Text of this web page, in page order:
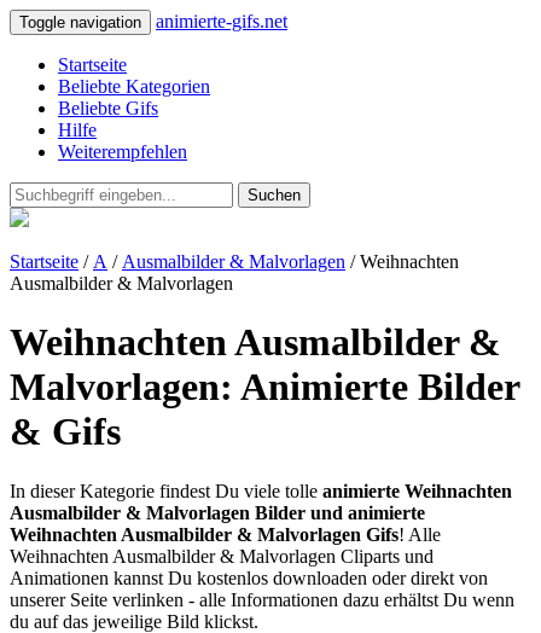
Toggle navigation animierte-gifs.net
Startseite
Beliebte Kategorien
Beliebte Gifs
Hilfe
Weiterempfehlen
Suchen
Startseite / A / Ausmalbilder & Malvorlagen / Weihnachten
Ausmalbilder & Malvorlagen
Weihnachten Ausmalbilder &
Malvorlagen: Animierte Bilder
& Gifs
In dieser Kategorie findest Du viele tolle animierte Weihnachten
Ausmalbilder & Malvorlagen Bilder und animierte
Weihnachten Ausmalbilder & Malvorlagen Gifs! Alle
Weihnachten Ausmalbilder & Malvorlagen Cliparts und
Animationen kannst Du kostenlos downloaden oder direkt von
unserer Seite verlinken - alle Informationen dazu erhältst Du wenn
du auf das jeweilige Bild klickst.